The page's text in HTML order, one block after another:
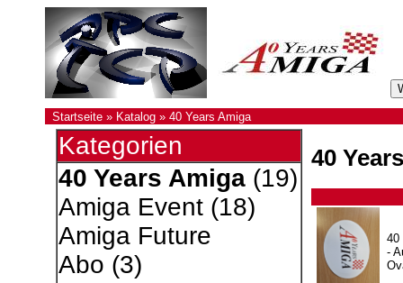
Startseite » Katalog » 40 Years Amiga
Kategorien
40 Years Amiga(19)
Amiga Event(18)
Amiga Future
Abo (3)
40
40
-